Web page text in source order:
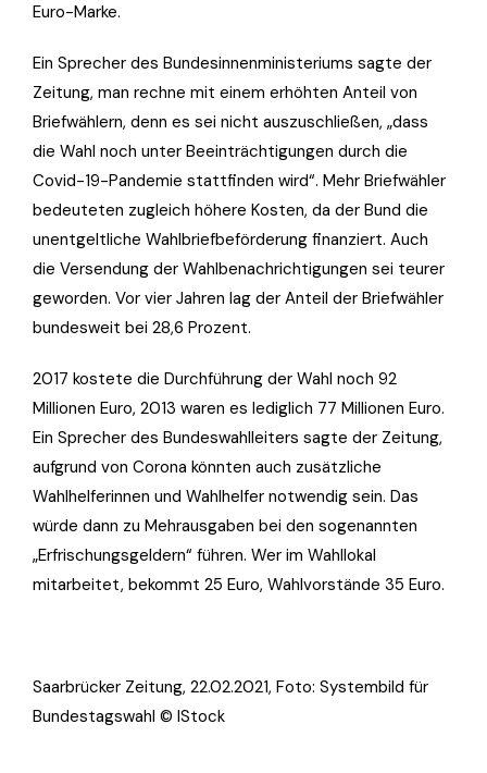
Euro-Marke.
Ein Sprecher des Bundesinnenministeriums sagte der
Zeitung, man rechne mit einem erhöhten Anteil von
Briefwählern, denn es sei nicht auszuschließen, „dass
die Wahl noch unter Beeinträchtigungen durch die
Covid-19-Pandemie stattfinden wird“. Mehr Briefwähler
bedeuteten zugleich höhere Kosten, da der Bund die
unentgeltliche Wahlbriefbeförderung finanziert. Auch
die Versendung der Wahlbenachrichtigungen sei teurer
geworden. Vor vier Jahren lag der Anteil der Briefwähler
bundesweit bei 28,6 Prozent.
2017 kostete die Durchführung der Wahl noch 92
Millionen Euro, 2013 waren es lediglich 77 Millionen Euro.
Ein Sprecher des Bundeswahlleiters sagte der Zeitung,
aufgrund von Corona könnten auch zusätzliche
Wahlhelferinnen und Wahlhelfer notwendig sein. Das
würde dann zu Mehrausgaben bei den sogenannten
„Erfrischungsgeldern“ führen. Wer im Wahllokal
mitarbeitet, bekommt 25 Euro, Wahlvorstände 35 Euro.
Saarbrücker Zeitung, 22.02.2021, Foto: Systembild für
Bundestagswahl © IStock